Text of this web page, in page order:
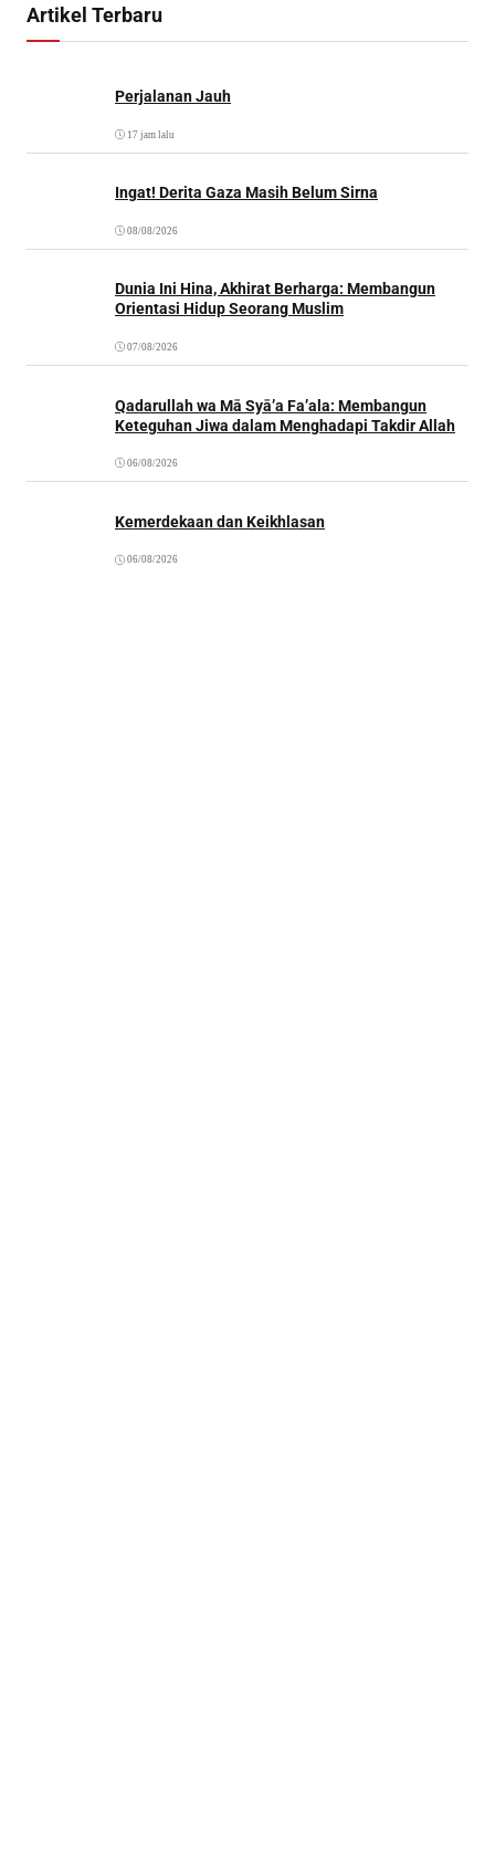
Artikel Terbaru
Perjalanan Jauh
17 jam lalu
Ingat! Derita Gaza Masih Belum Sirna
08/08/2026
Dunia Ini Hina, Akhirat Berharga: Membangun
Orientasi Hidup Seorang Muslim
07/08/2026
Qadarullah wa Mā Syā’a Fa’ala: Membangun
Keteguhan Jiwa dalam Menghadapi Takdir Allah
06/08/2026
Kemerdekaan dan Keikhlasan
06/08/2026